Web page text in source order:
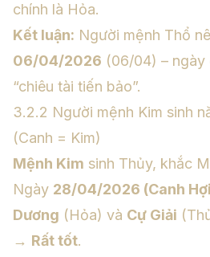
chính là Hỏa.
Kết luận: Người mệnh Thổ
06/04/2026 (06/04) – ngày
“chiêu tài tiến bảo”.
3.2.2 Người mệnh Kim sinh
(Canh = Kim)
Mệnh Kim sinh Thủy, khắc
Ngày 28/04/2026 (Canh
Dương (Hỏa) và Cự Giải
→ Rất tốt.